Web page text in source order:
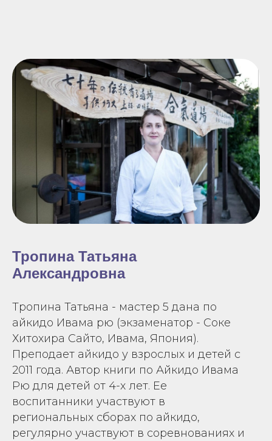
Тропина Татьяна
Александровна
Тропина Татьяна - мастер 5 дана по
айкидо Ивама рю (экзаменатор - Соке
Хитохира Сайто, Ивама, Япония).
Преподает айкидо у взрослых и детей с
2011 года. Автор книги по Айкидо Ивама
Рю для детей от 4-х лет. Ее
воспитанники участвуют в
региональных сборах по айкидо,
регулярно участвуют в соревнованиях и